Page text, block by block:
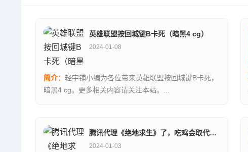
英雄联盟按回城键B卡死（暗黑4 cg）
2024-01-08
简介： 轻宇铺小编为各位带来英雄联盟按回城键B卡死，
暗黑4 cg。更多相关内容请关注本站。...
腾讯代理《绝地求生》了，吃鸡会取代英雄联（剑灵胜负）
2024-01-03